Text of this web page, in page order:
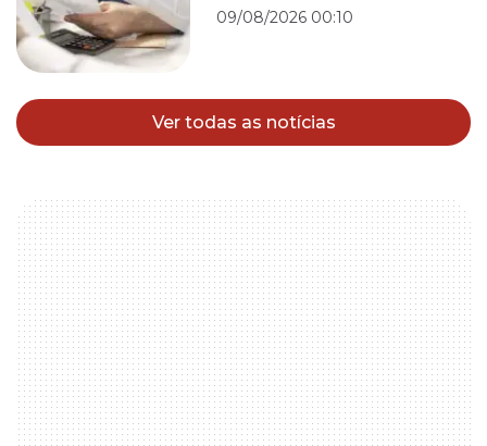
09/08/2026 00:10
Ver todas as notícias